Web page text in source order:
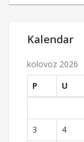
Kalendar
kolovoz 2026
P
U
3
4